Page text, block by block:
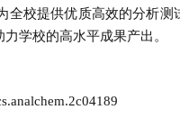
校提供优质高效的分析
学校的高水平成果产出。